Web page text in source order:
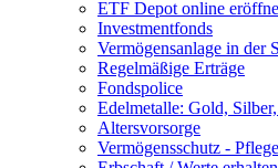
ETF Depot online
Investmentfonds
Vermögensanlage in der
Regelmäßige Erträge
Fondspolice
Edelmetalle: Gold,
Altersvorsorge
Vermögensschutz -